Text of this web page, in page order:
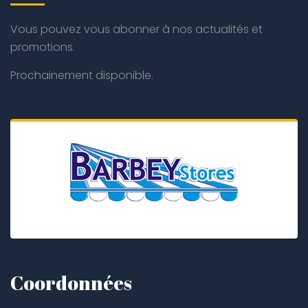
Vous pouvez vous abonner à nos actualités et
promotions.
Prochainement disponible.
Coordonnées